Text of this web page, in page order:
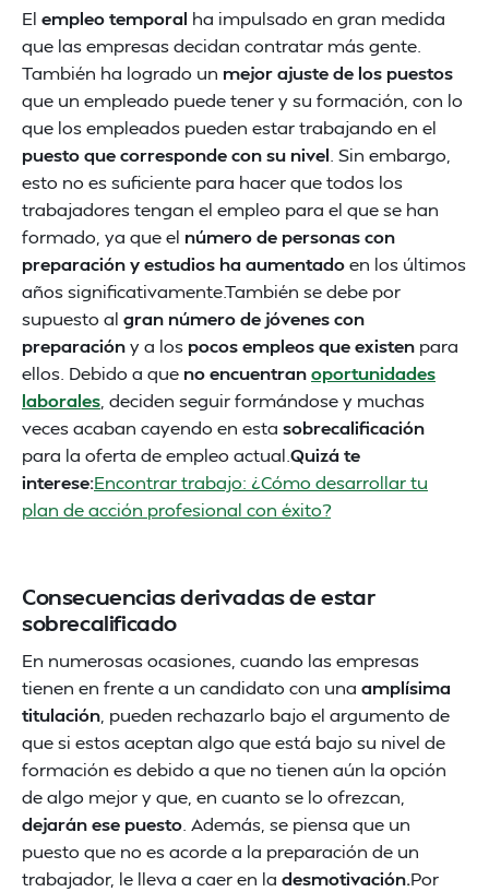
El empleo temporal ha impulsado en gran medida
que las empresas decidan contratar más gente.
También ha logrado un mejor ajuste de los puestos
que un empleado puede tener y su formación, con lo
que los empleados pueden estar trabajando en el
puesto que corresponde con su nivel . Sin embargo,
esto no es suficiente para hacer que todos los
trabajadores tengan el empleo para el que se han
formado, ya que el número de personas con
preparación y estudios ha aumentadoen los últimos
años significativamente.También se debe por
supuesto al gran número de jóvenes con
preparacióny a los pocos empleos que existen para
ellos. Debido a que no encuentranoportunidades
laborales , deciden seguir formándose y muchas
veces acaban cayendo en esta sobrecalificación
para la oferta de empleo actual. Quizá te
interese:Encontrar trabajo: ¿Cómo desarrollar tu
plan de acción profesional con éxito?
Consecuencias derivadas de estar
sobrecalificado
En numerosas ocasiones, cuando las empresas
tienen en frente a un candidato con una amplísima
titulación , pueden rechazarlo bajo el argumento de
que si estos aceptan algo que está bajo su nivel de
formación es debido a que no tienen aún la opción
de algo mejor y que, en cuanto se lo ofrezcan,
dejarán ese puesto . Además, se piensa que un
puesto que no es acorde a la preparación de un
trabajador, le lleva a caer en la desmotivación.Por